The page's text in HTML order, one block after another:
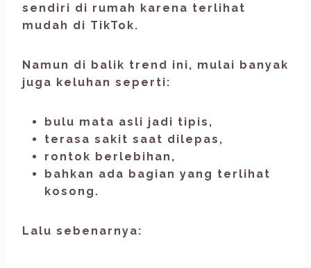
sendiri di rumah karena terlihat
mudah di TikTok.
Namun di balik trend ini, mulai banyak
juga keluhan seperti:
bulu mata asli jadi tipis,
terasa sakit saat dilepas,
rontok berlebihan,
bahkan ada bagian yang terlihat
kosong.
Lalu sebenarnya: